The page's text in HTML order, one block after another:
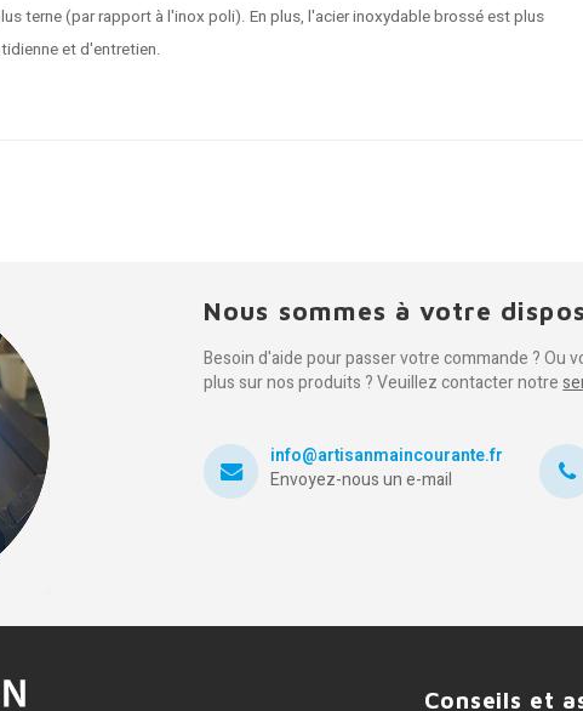
terne (par rapport à l'inox poli). En plus, l'acier inoxydable brossé est plus
et d'entretien.
Nous sommes à votre
Besoin d'aide pour passer votre commande ? Ou
plus sur nos produits ? Veuillez contacter notre
info@artisanmaincourante.fr
Envoyez-nous un e-mail
Conseils et